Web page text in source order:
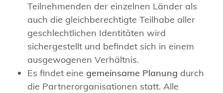
Teilnehmenden der einzelnen Länder als
auch die gleichberechtigte Teilhabe aller
geschlechtlichen Identitäten wird
sichergestellt und befindet sich in einem
ausgewogenen Verhältnis.
Es findet eine gemeinsame Planung durch
die Partnerorganisationen statt. Alle